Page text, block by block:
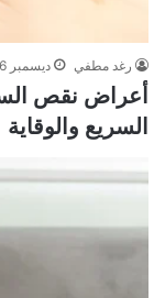
رغد مطفي ديسمبر 6, 2023
أعراض نقص
السريع والوقاية